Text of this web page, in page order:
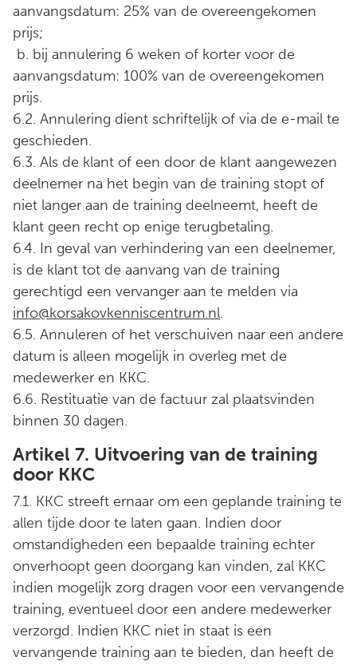
aanvangsdatum: 25% van de overeengekomen
prijs;
b. bij annulering 6 weken of korter voor de
aanvangsdatum: 100% van de overeengekomen
prijs.
6.2. Annulering dient schriftelijk of via de e-mail te
geschieden.
6.3. Als de klant of een door de klant aangewezen
deelnemer na het begin van de training stopt of
niet langer aan de training deelneemt, heeft de
klant geen recht op enige terugbetaling.
6.4. In geval van verhindering van een deelnemer,
is de klant tot de aanvang van de training
gerechtigd een vervanger aan te melden via
info@korsakovkenniscentrum.nl.
6.5. Annuleren of het verschuiven naar een andere
datum is alleen mogelijk in overleg met de
medewerker en KKC.
6.6. Restituatie van de factuur zal plaatsvinden
binnen 30 dagen.
Artikel 7. Uitvoering van de training
door KKC
7.1. KKC streeft ernaar om een geplande training te
allen tijde door te laten gaan. Indien door
omstandigheden een bepaalde training echter
onverhoopt geen doorgang kan vinden, zal KKC
indien mogelijk zorg dragen voor een vervangende
training, eventueel door een andere medewerker
verzorgd. Indien KKC niet in staat is een
vervangende training aan te bieden, dan heeft de